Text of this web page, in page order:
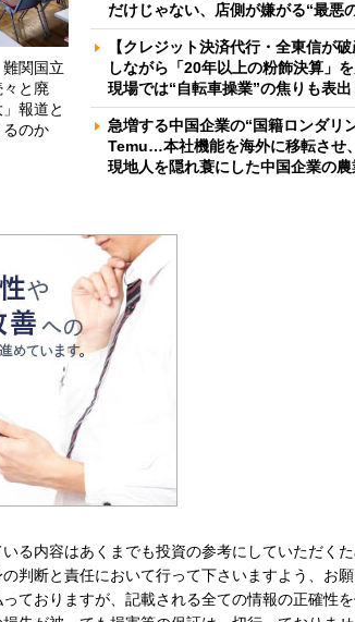
関国立
と廃
報道と
のか
だけじゃない、店側が嫌がる“最悪
【クレジット決済代行・全東信が
しながら「20年以上の粉飾決算」
現場では“自転車操業”の焦りも表
急増する中国企業の“国籍ロンダリ
Temu…本社機能を海外に移転させ
現地人を隠れ蓑にした中国企業の
る内容はあくまでも投資の参考にしていただく
判断と責任において行って下さいますよう、お
ておりますが、記載される全ての情報の正確性